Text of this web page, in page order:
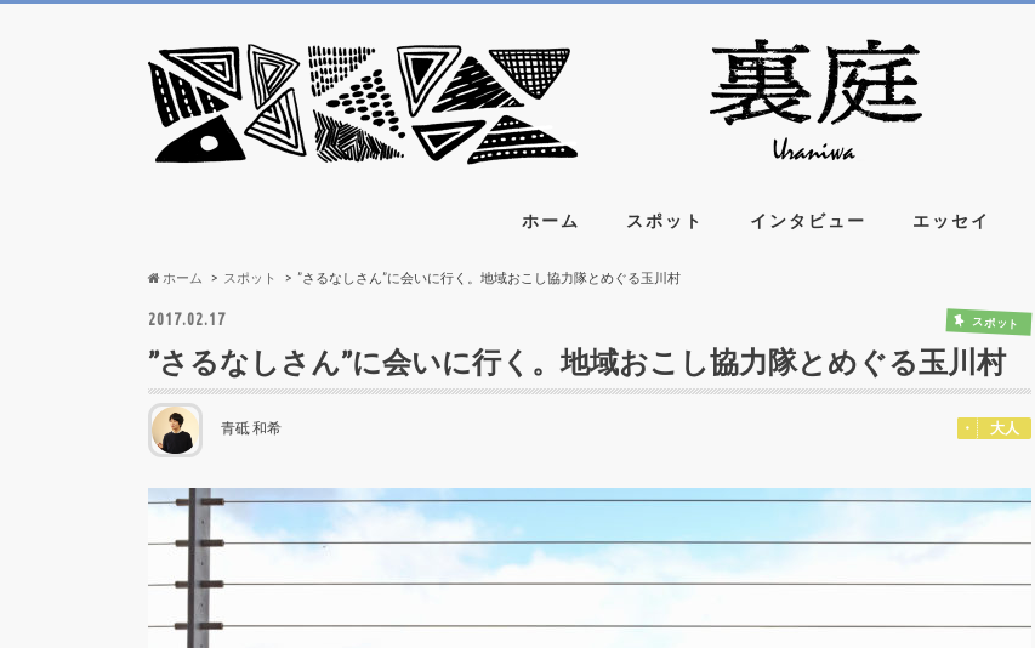
ホーム スポット インタビュー エッセイ
ホーム スポット ”さるなしさん”に会いに行く。地域おこし協力隊とめぐる玉川村
2017.02.17 スポット
”さるなしさん”に会いに行く。地域おこし協力隊とめぐる玉川村
青砥 和希 大人